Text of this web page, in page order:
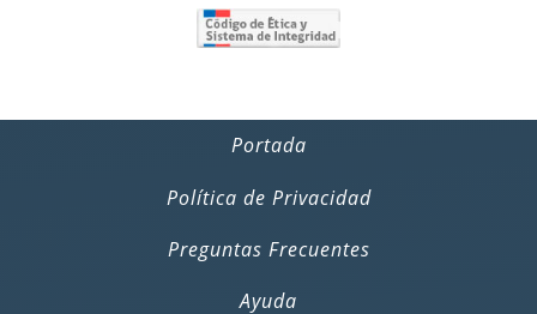
Portada
Política de Privacidad
Preguntas Frecuentes
Ayuda